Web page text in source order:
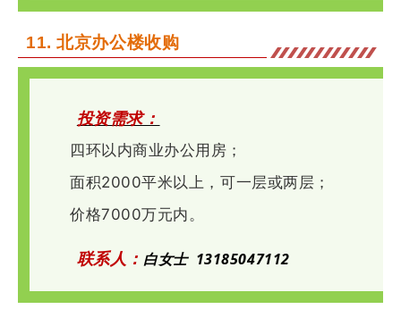
11. 北京办公楼收购
投资需求：
四环以内商业办公用房；
面积2000平米以上，可一层或两层；
价格7000万元内。
联系人： 白女士 13185047112